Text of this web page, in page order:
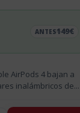
ANTES149€
AirPods 4 bajan a
inalámbricos de...